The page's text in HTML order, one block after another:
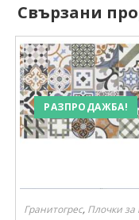
Свързани
РАЗПРОДАЖБА!
Гранитогрес, Плочки за